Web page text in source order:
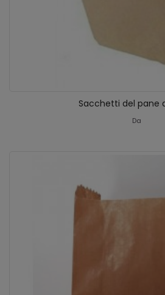
Sacchetti del pane
Da